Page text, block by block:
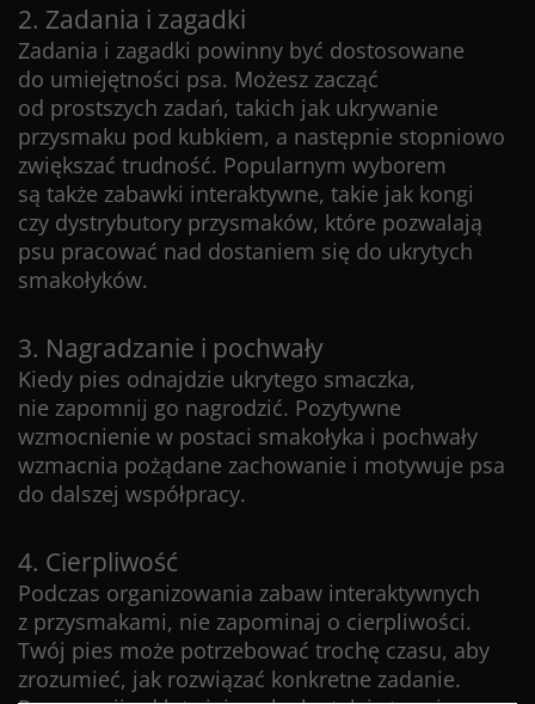
2. Zadania i zagadki
Zadania i zagadki powinny być dostosowane
do umiejętności psa. Możesz zacząć
od prostszych zadań, takich jak ukrywanie
przysmaku pod kubkiem, a następnie stopniowo
zwiększać trudność. Popularnym wyborem
są także zabawki interaktywne, takie jak kongi
czy dystrybutory przysmaków, które pozwalają
psu pracować nad dostaniem się do ukrytych
smakołyków.
3. Nagradzanie i pochwały
Kiedy pies odnajdzie ukrytego smaczka,
nie zapomnij go nagrodzić. Pozytywne
wzmocnienie w postaci smakołyka i pochwały
wzmacnia pożądane zachowanie i motywuje psa
do dalszej współpracy.
4. Cierpliwość
Podczas organizowania zabaw interaktywnych
z przysmakami, nie zapominaj o cierpliwości.
Twój pies może potrzebować trochę czasu, aby
zrozumieć, jak rozwiązać konkretne zadanie.